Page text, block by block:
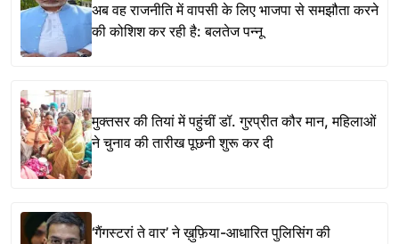
अब वह राजनीति में वापसी के लिए भाजपा से समझौता करने
की कोशिश कर रही है: बलतेज पन्नू
मुक्तसर की तियां में पहुंचीं डॉ. गुरप्रीत कौर मान, महिलाओं
ने चुनाव की तारीख पूछनी शुरू कर दी
‘गैंगस्टरां ते वार’ ने ख़ुफ़िया-आधारित पुलिसिंग की